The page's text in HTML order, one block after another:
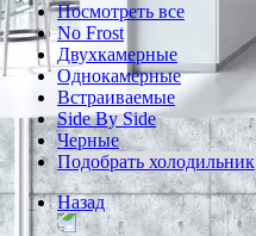
Посмотреть все
No Frost
Двухкамерные
Однокамерные
Встраиваемые
Side By Side
Черные
Подобрать холодильник
Назад